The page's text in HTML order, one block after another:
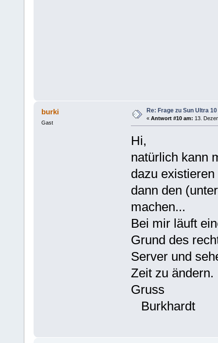
burki
Gast
Re: Frage zu Sun Ultra
« Antwort #10 am: 13.
Hi,
natürlich kann
dazu
dann den
machen...
Bei mir läuft
Grund des
Server und
Zeit zu ändern.
Gruss
Burkhardt